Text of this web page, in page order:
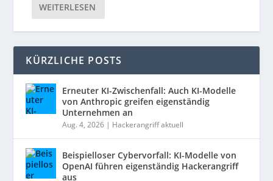
WEITERLESEN
KÜRZLICHE POSTS
Erneuter KI-Zwischenfall: Auch KI-Modelle
von Anthropic greifen eigenständig
Unternehmen an
Aug. 4, 2026 | Hackerangriff aktuell
Beispielloser Cybervorfall: KI-Modelle von
OpenAI führen eigenständig Hackerangriff
aus